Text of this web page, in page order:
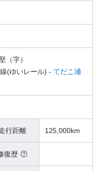
（字）
(ゆいレール) - てだこ浦
行距離 125,000km
復歴